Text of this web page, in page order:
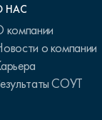
НАС
компании
о компании
СОУТ